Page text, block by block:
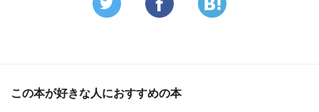
この本が好きな人におすすめの本